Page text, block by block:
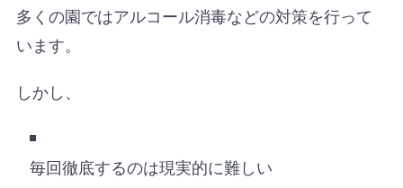
多くの園ではアルコール消毒などの対策を行って
います。
しかし、
毎回徹底するのは現実的に難しい